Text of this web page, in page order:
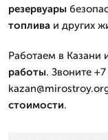
резервуары
топлива и других
Работаем в Казани
работы. Звоните
стоимости.